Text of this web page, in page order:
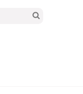
Search